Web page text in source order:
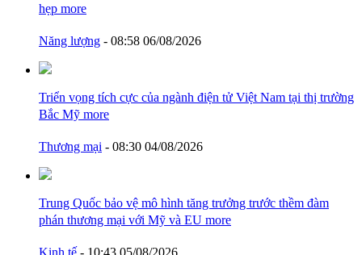
hẹp more
Năng lượng - 08:58 06/08/2026
Triển vọng tích cực của ngành điện tử Việt Nam tại thị trường
Bắc Mỹ more
Thương mại - 08:30 04/08/2026
Trung Quốc bảo vệ mô hình tăng trưởng trước thềm đàm
phán thương mại với Mỹ và EU more
Kinh tế - 10:43 05/08/2026